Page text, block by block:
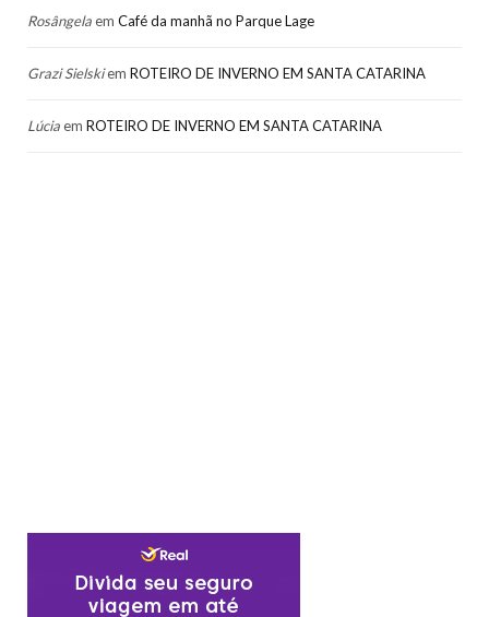
Rosângelaem Café da manhã no Parque Lage
Grazi Sielskiem ROTEIRO DE INVERNO EM SANTA CATARINA
Lúciaem ROTEIRO DE INVERNO EM SANTA CATARINA